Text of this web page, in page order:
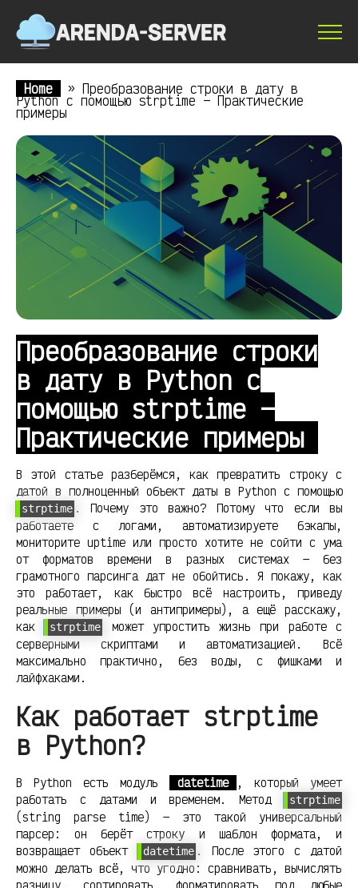
Home » Преобразование строки в дату в
Python с помощью strptime — Практические
примеры
Преобразование строки
в дату в Python с
помощью strptime —
Практические примеры
В этой статье разберёмся, как превратить строку с
датой в полноценный объект даты в Python с помощью
strptime . Почему это важно? Потому что если вы
работаете с логами, автоматизируете бэкапы,
мониторите uptime или просто хотите не сойти с ума
от форматов времени в разных системах — без
грамотного парсинга дат не обойтись. Я покажу, как
это работает, как быстро всё настроить, приведу
реальные примеры (и антипримеры), а ещё расскажу,
как
strptime
может упростить жизнь при работе с
серверными скриптами и автоматизацией. Всё
максимально практично, без воды, с фишками и
лайфхаками.
Как работает strptime
в Python?
В Python есть модуль datetime
, который умеет
работать с датами и временем. Метод
strptime
(string parse time) — это такой универсальный
парсер: он берёт строку и шаблон формата, и
возвращает объект
datetime . После этого с датой
можно делать всё, что угодно: сравнивать, вычислять